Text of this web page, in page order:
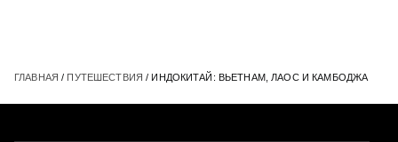
ГЛАВНАЯ / ПУТЕШЕСТВИЯ / ИНДОКИТАЙ: ВЬЕТНАМ, ЛАОС И КАМБОДЖА